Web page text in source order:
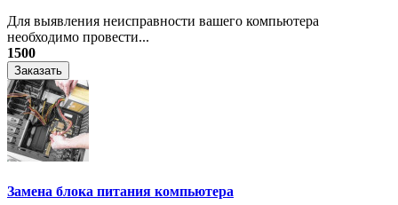
Для выявления неисправности вашего компьютера
необходимо провести...
1500
Заказать
Замена блока питания компьютера